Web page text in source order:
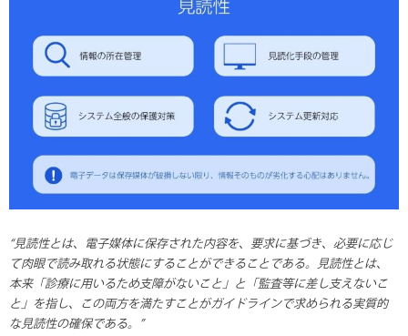
“見読性とは、電子媒体に保存された内容を、要求に基づき、必要に応じ
て肉眼で読み取れる状態にすることができることである。見読性とは、
本来「診療に用いるため支障がないこと」と「監査等に差し支えないこ
と」を指し、この両方を満たすことがガイドラインで求められる実質的
な見読性の確保である。”